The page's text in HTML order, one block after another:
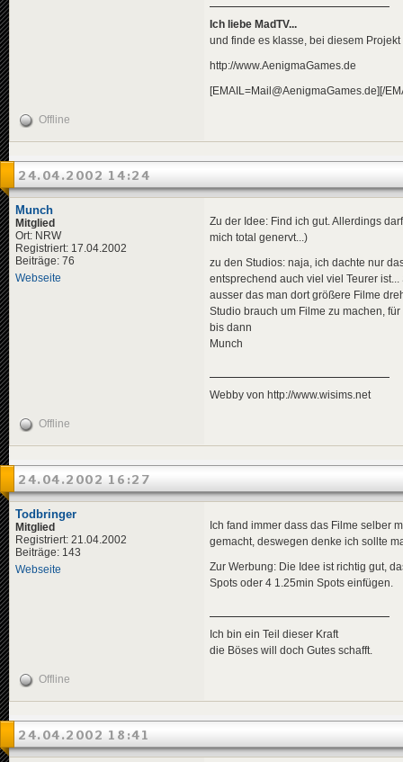
Ich liebe MadTV...
und finde es klasse, bei diesem
http://www.AenigmaGames.de
[EMAIL=Mail@AenigmaGames.de][/
Offline
24.04.2002 14:24
Munch
Mitglied
Ort: NRW
Registriert: 17.04.2002
Beiträge: 76
Webseite
Zu der Idee: Find ich gut. Allerdings
mich total genervt...)
zu den Studios: naja, ich dachte nur
entsprechend auch viel viel Teurer
ausser das man dort größere Filme
Studio brauch um Filme zu machen,
bis dann
Munch
Webby von http://www.wisims.net
Offline
24.04.2002 16:27
Todbringer
Mitglied
Registriert: 21.04.2002
Beiträge: 143
Webseite
Ich fand immer dass das Filme selber
gemacht, deswegen denke ich sollte
Zur Werbung: Die Idee ist richtig gut,
Spots oder 4 1.25min Spots einfügen.
Ich bin ein Teil dieser Kraft
die Böses will doch Gutes schafft.
Offline
24.04.2002 18:41